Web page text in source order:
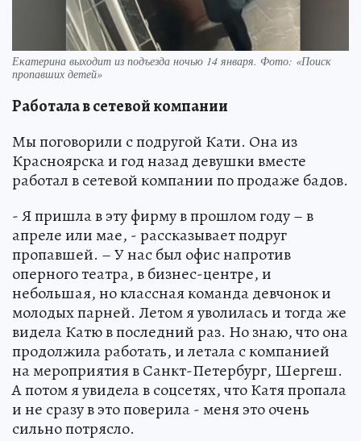
Екатерина выходит из подъезда ночью 14 января. Фото: «Поиск
пропавших детей»
Работала в сетевой компании
Мы поговорили с подругой Кати. Она из
Красноярска и год назад девушки вместе
работал в сетевой компании по продаже бадов.
- Я пришла в эту фирму в прошлом году – в
апреле или мае, - рассказывает подруг
пропавшей. – У нас был офис напротив
оперного театра, в бизнес-центре, и
небольшая, но классная команда девчонок и
молодых парней. Летом я уволилась и тогда же
видела Катю в последний раз. Но знаю, что она
продолжила работать, и летала с компанией
на мероприятия в Санкт-Петербург, Шергеш.
А потом я увидела в соцсетях, что Катя пропала
и не сразу в это поверила - меня это очень
сильно потрясло.